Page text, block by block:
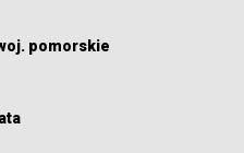
pomorskie